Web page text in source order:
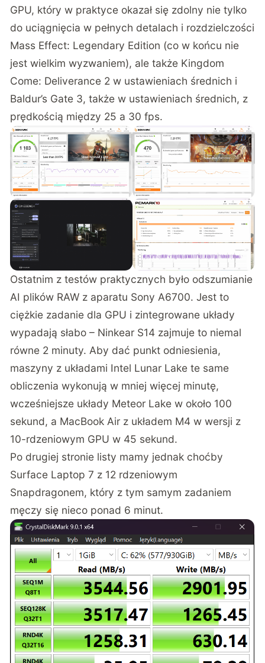
GPU, który w praktyce okazał się zdolny nie tylko
do uciągnięcia w pełnych detalach i rozdzielczości
Mass Effect: Legendary Edition (co w końcu nie
jest wielkim wyzwaniem), ale także Kingdom
Come: Deliverance 2 w ustawieniach średnich i
Baldur’s Gate 3, także w ustawieniach średnich, z
prędkością między 25 a 30 fps.
Ostatnim z testów praktycznych było odszumianie
AI plików RAW z aparatu Sony A6700. Jest to
ciężkie zadanie dla GPU i zintegrowane układy
wypadają słabo – Ninkear S14 zajmuje to niemal
równe 2 minuty. Aby dać punkt odniesienia,
maszyny z układami Intel Lunar Lake te same
obliczenia wykonują w mniej więcej minutę,
wcześniejsze układy Meteor Lake w około 100
sekund, a MacBook Air z układem M4 w wersji z
10-rdzeniowym GPU w 45 sekund.
Po drugiej stronie listy mamy jednak choćby
Surface Laptop 7 z 12 rdzeniowym
Snapdragonem, który z tym samym zadaniem
męczy się nieco ponad 6 minut.